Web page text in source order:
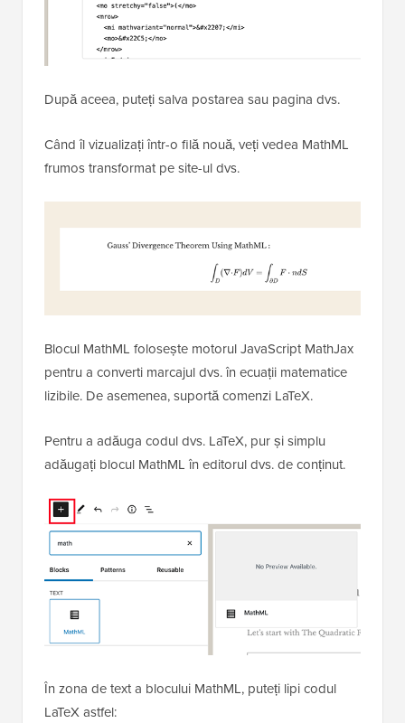
După aceea, puteți salva postarea sau pagina dvs.
Când îl vizualizați într-o filă nouă, veți vedea MathML
frumos transformat pe site-ul dvs.
Blocul MathML folosește motorul JavaScript MathJax
pentru a converti marcajul dvs. în ecuații matematice
lizibile. De asemenea, suportă comenzi LaTeX.
Pentru a adăuga codul dvs. LaTeX, pur și simplu
adăugați blocul MathML în editorul dvs. de conținut.
În zona de text a blocului MathML, puteți lipi codul
LaTeX astfel: